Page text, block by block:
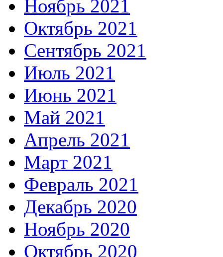
Ноябрь 2021
Октябрь 2021
Сентябрь 2021
Июль 2021
Июнь 2021
Май 2021
Апрель 2021
Март 2021
Февраль 2021
Декабрь 2020
Ноябрь 2020
Октябрь 2020